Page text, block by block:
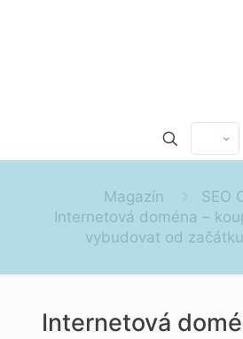
Magazín
SEO
Internetová doména –
vybudovat od
Internetová